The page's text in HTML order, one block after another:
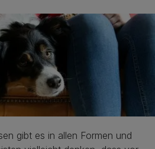
gibt es in allen Formen und